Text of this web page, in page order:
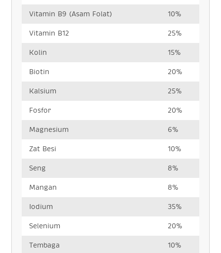
Vitamin B9 (Asam Folat) 10%
Vitamin B12 25%
Kolin 15%
Biotin 20%
Kalsium 25%
Fosfor 20%
Magnesium 6%
Zat Besi 10%
Seng 8%
Mangan 8%
Iodium 35%
Selenium 20%
Tembaga 10%